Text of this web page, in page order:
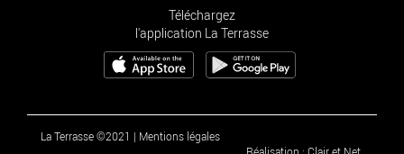
Téléchargez
l'application La Terrasse
La Terrasse ©2021 | Mentions légales